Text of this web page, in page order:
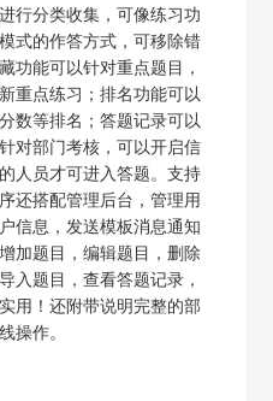
行分类收集，可像练习功
式的作答方式，可移除错
功能可以针对重点题目，
重点练习；排名功能可以
数等排名；答题记录可以
对部门考核，可以开启信
人员才可进入答题。支持
还搭配管理后台，管理用
信息，发送模板消息通知
加题目，编辑题目，删除
入题目，查看答题记录，
用！还附带说明完整的部
操作。